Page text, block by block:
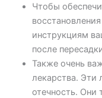
Чтобы
инструкциям
после
Также очень
лекарства. Эти
отечность. Они